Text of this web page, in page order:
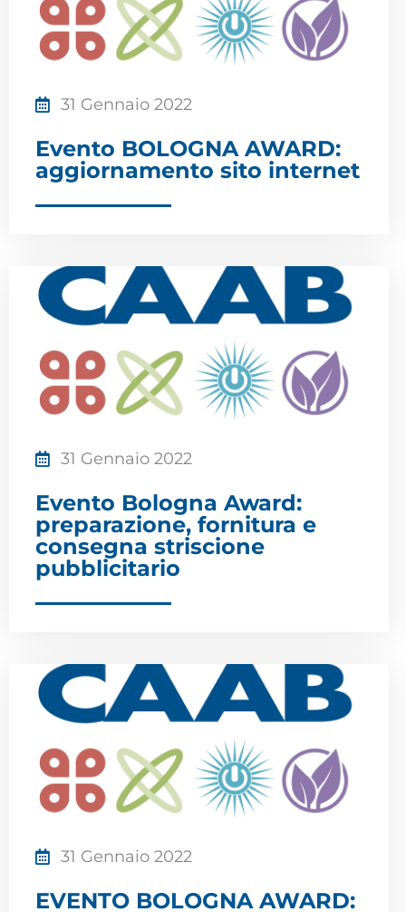
31 Gennaio 2022
Evento BOLOGNA AWARD:
aggiornamento sito internet
31 Gennaio 2022
Evento Bologna Award:
preparazione, fornitura e
consegna striscione
pubblicitario
31 Gennaio 2022
EVENTO BOLOGNA AWARD: